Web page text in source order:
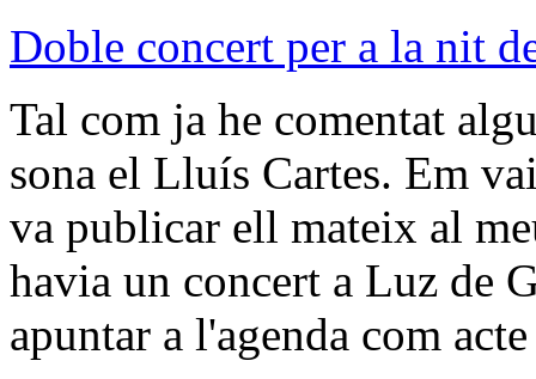
Doble concert per a la nit
Tal com ja he comentat
sona el Lluís Cartes. Em
va publicar ell mateix al
havia un concert a Luz de
apuntar a l'agenda com